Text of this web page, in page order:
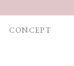
CONCEPT